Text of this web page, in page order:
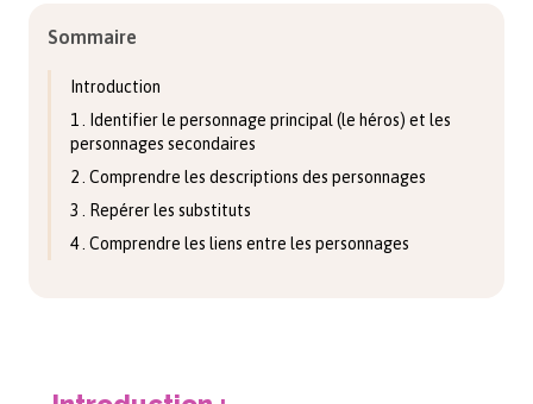
Sommaire
Introduction
1 . Identifier le personnage principal (le héros) et les
personnages secondaires
2 . Comprendre les descriptions des personnages
3 . Repérer les substituts
4 . Comprendre les liens entre les personnages